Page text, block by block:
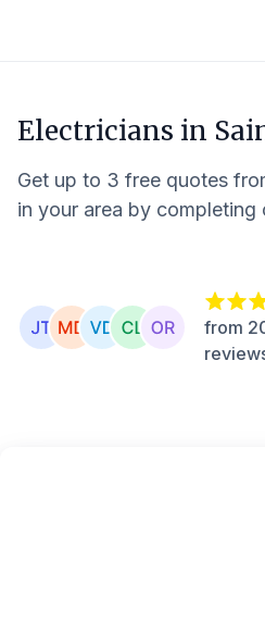
Electricians in
Get up to 3 free quotes
in your area by completing
from